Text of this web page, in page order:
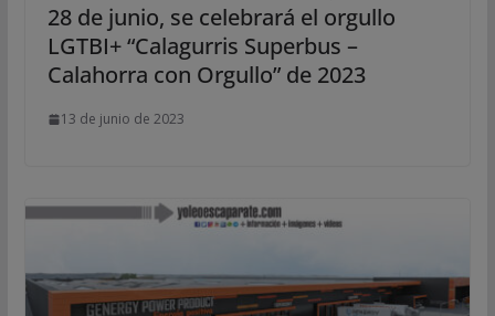
28 de junio, se celebrará el orgullo
LGTBI+ “Calagurris Superbus –
Calahorra con Orgullo” de 2023
13 de junio de 2023